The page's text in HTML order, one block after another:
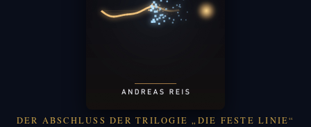
DER ABSCHLUSS DER TRILOGIE „DIE FESTE LINIE“